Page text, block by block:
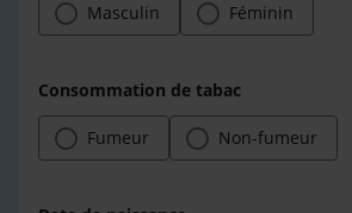
Masculin Féminin
Consommation de tabac
Fumeur Non-fumeur